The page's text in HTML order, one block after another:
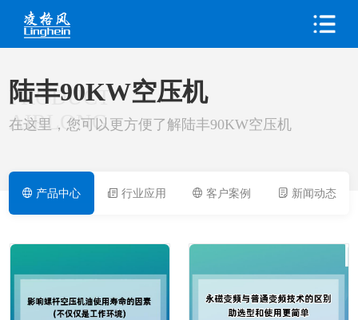
PRODUCT
AIRLONG
陆丰90KW空压机
在这里，您可以更方便了解陆丰90KW空压机
产品中心 行业应用 客户案例 新闻动态